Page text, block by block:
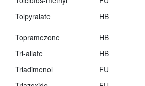
Tolpyralate
HB
Topramezone HB
Tri-allate
HB
Triadimenol
FU